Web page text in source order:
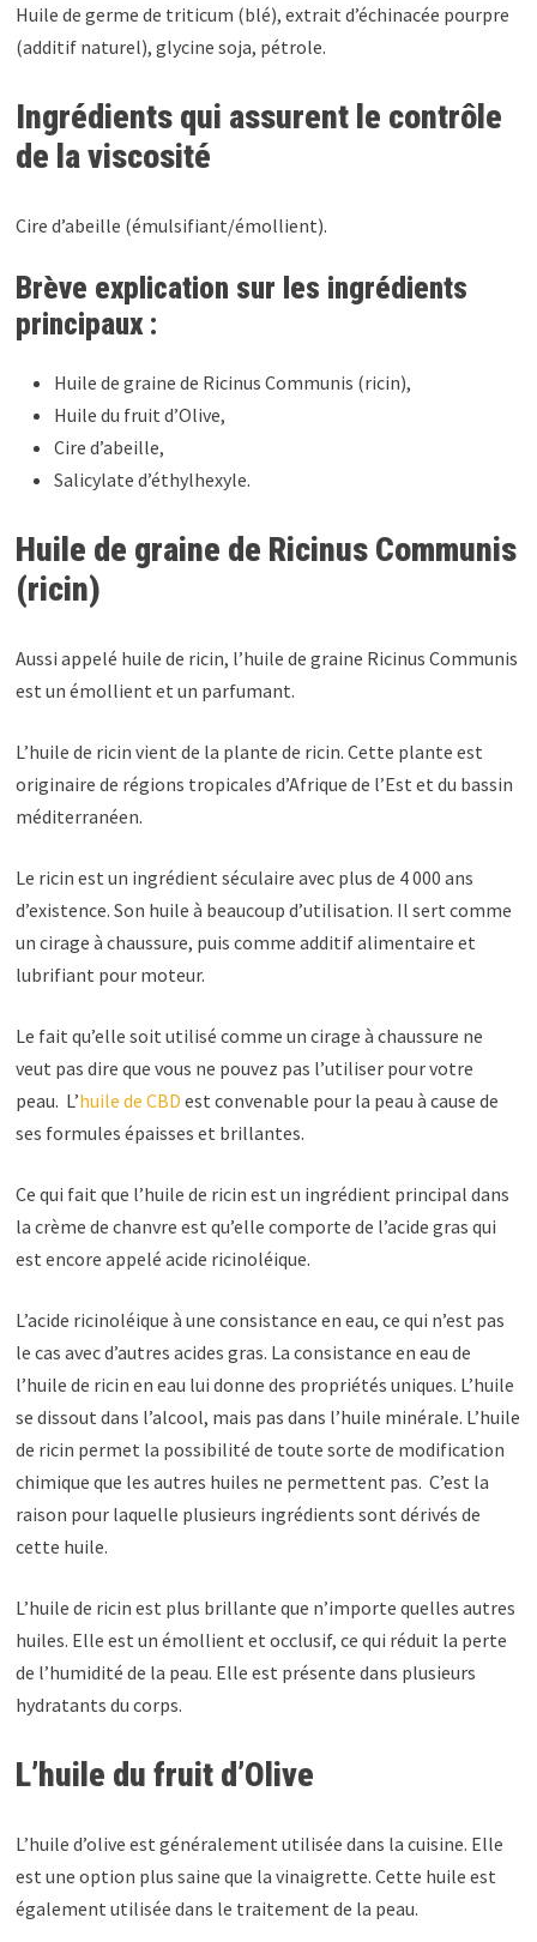
Huile de germe de triticum (blé), extrait d’échinacée pourpre
(additif naturel), glycine soja, pétrole.
Ingrédients qui assurent le contrôle
de la viscosité
Cire d’abeille (émulsifiant/émollient).
Brève explication sur les ingrédients
principaux :
Huile de graine de Ricinus Communis (ricin),
Huile du fruit d’Olive,
Cire d’abeille,
Salicylate d’éthylhexyle.
Huile de graine de Ricinus Communis
(ricin)
Aussi appelé huile de ricin, l’huile de graine Ricinus Communis
est un émollient et un parfumant.
L’huile de ricin vient de la plante de ricin. Cette plante est
originaire de régions tropicales d’Afrique de l’Est et du bassin
méditerranéen.
Le ricin est un ingrédient séculaire avec plus de 4 000 ans
d’existence. Son huile à beaucoup d’utilisation. Il sert comme
un cirage à chaussure, puis comme additif alimentaire et
lubrifiant pour moteur.
Le fait qu’elle soit utilisé comme un cirage à chaussure ne
veut pas dire que vous ne pouvez pas l’utiliser pour votre
peau. L’huile de CBD est convenable pour la peau à cause de
ses formules épaisses et brillantes.
Ce qui fait que l’huile de ricin est un ingrédient principal dans
la crème de chanvre est qu’elle comporte de l’acide gras qui
est encore appelé acide ricinoléique.
L’acide ricinoléique à une consistance en eau, ce qui n’est pas
le cas avec d’autres acides gras. La consistance en eau de
l’huile de ricin en eau lui donne des propriétés uniques. L’huile
se dissout dans l’alcool, mais pas dans l’huile minérale. L’huile
de ricin permet la possibilité de toute sorte de modification
chimique que les autres huiles ne permettent pas. C’est la
raison pour laquelle plusieurs ingrédients sont dérivés de
cette huile.
L’huile de ricin est plus brillante que n’importe quelles autres
huiles. Elle est un émollient et occlusif, ce qui réduit la perte
de l’humidité de la peau. Elle est présente dans plusieurs
hydratants du corps.
L’huile du fruit d’Olive
L’huile d’olive est généralement utilisée dans la cuisine. Elle
est une option plus saine que la vinaigrette. Cette huile est
également utilisée dans le traitement de la peau.